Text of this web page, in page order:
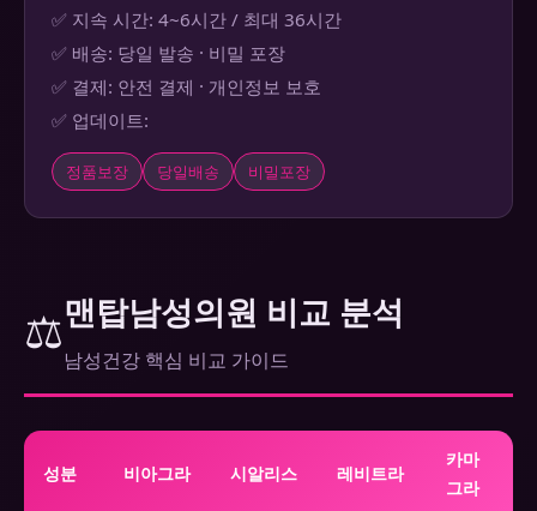
✅ 지속 시간: 4~6시간 / 최대 36시간
✅ 배송: 당일 발송 · 비밀 포장
✅ 결제: 안전 결제 · 개인정보 보호
✅ 업데이트:
정품보장 당일배송 비밀포장
⚖️맨탑남성의원 비교 분석
남성건강 핵심 비교 가이드
성분 비아그라 시알리스 레비트라
카마
그라